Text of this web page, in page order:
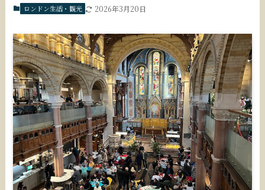
ロンドン生活・観光 2026年3月20日